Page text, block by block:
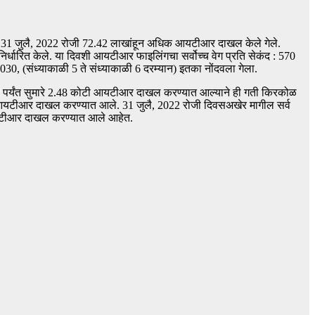
31 जुलै, 2022 रोजी 72.42 लाखांहून अधिक आयटीआर दाखल केले गेले.
केले. या दिवशी आयटीआर फाइलिंगचा सर्वोच्च वेग प्रति सेकंद : 570
(संध्याकाळी 5 ते संध्याकाळी 6 दरम्यान) इतका नोंदवला गेला.
सुमारे 2.48 कोटी आयटीआर दाखल करण्यात आल्याने ही गती किरकोळ
दाखल करण्यात आले. 31 जुलै, 2022 रोजी दिवसअखेर मागील सर्व
दाखल करण्यात आले आहेत.